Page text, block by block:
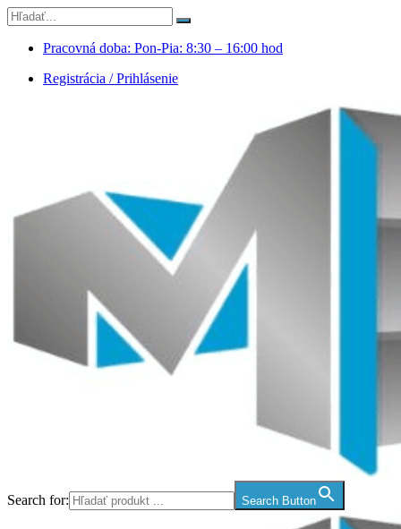
Pracovná doba: Pon-Pia: 8:30 – 16:00 hod
Registrácia / Prihlásenie
Search for: Search Button